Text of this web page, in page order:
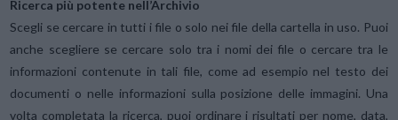
Ricerca più potente nell’Archivio
Scegli se cercare in tutti i file o solo nei file della cartella in uso. Puoi
anche scegliere se cercare solo tra i nomi dei file o cercare tra le
informazioni contenute in tali file, come ad esempio nel testo dei
documenti o nelle informazioni sulla posizione delle immagini. Una
volta completata la ricerca, puoi ordinare i risultati per nome, data,